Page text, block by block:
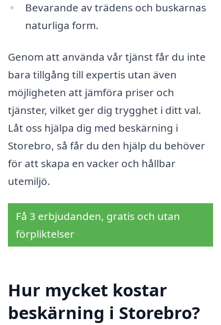
Bevarande av trädens och buskarnas
naturliga form.
Genom att använda vår tjänst får du inte
bara tillgång till expertis utan även
möjligheten att jämföra priser och
tjänster, vilket ger dig trygghet i ditt val.
Låt oss hjälpa dig med beskärning i
Storebro, så får du den hjälp du behöver
för att skapa en vacker och hållbar
utemiljö.
Få 3 erbjudanden, gratis och utan
förpliktelser
Hur mycket kostar
beskärning i Storebro?